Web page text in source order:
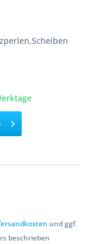
und ggf.
beschrieben